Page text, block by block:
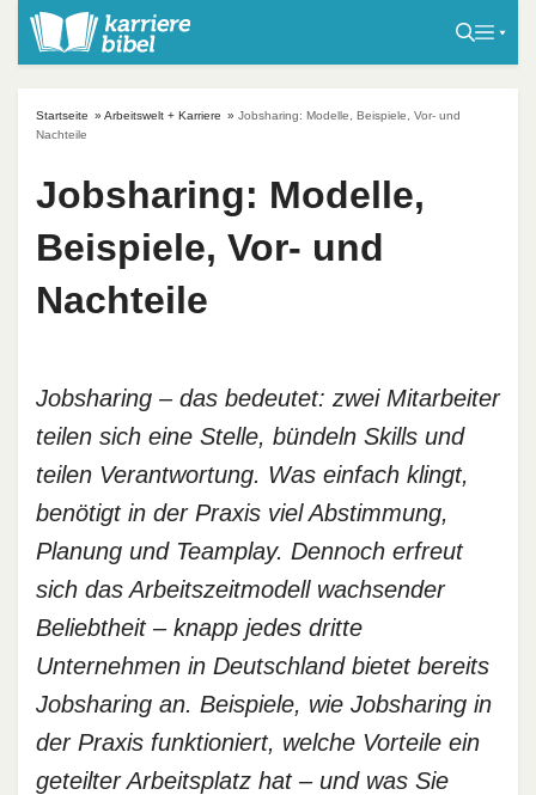
Startseite » Arbeitswelt + Karriere » Jobsharing: Modelle, Beispiele, Vor- und
Nachteile
Jobsharing: Modelle,
Beispiele, Vor- und
Nachteile
Jobsharing – das bedeutet: zwei Mitarbeiter
teilen sich eine Stelle, bündeln Skills und
teilen Verantwortung. Was einfach klingt,
benötigt in der Praxis viel Abstimmung,
Planung und Teamplay. Dennoch erfreut
sich das Arbeitszeitmodell wachsender
Beliebtheit – knapp jedes dritte
Unternehmen in Deutschland bietet bereits
Jobsharing an. Beispiele, wie Jobsharing in
der Praxis funktioniert, welche Vorteile ein
geteilter Arbeitsplatz hat – und was Sie